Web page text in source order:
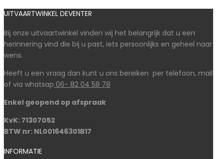
UITVAARTWINKEL DEVENTER
Bij onze uitvaartwinkel vinden wij het belangrijk dat u een
herinnering vind die bij u past, iets persoonlijks en geheel naar
wens.
Heeft u een vraag dan kunt u ons bereiken per telefoon, mail
of via whatsap 06- 82 04 58 78
Enkel geopend op afspraak
KvK: 71307052
BTW nr: NL001646301B17
INFORMATIE